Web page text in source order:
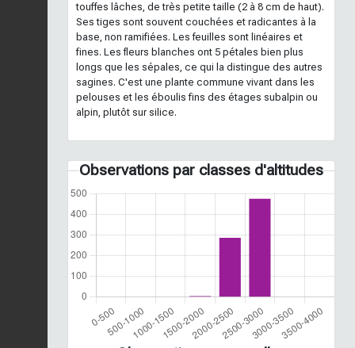
touffes lâches, de très petite taille (2 à 8 cm de haut).
Ses tiges sont souvent couchées et radicantes à la
base, non ramifiées. Les feuilles sont linéaires et
fines. Les fleurs blanches ont 5 pétales bien plus
longs que les sépales, ce qui la distingue des autres
sagines. C'est une plante commune vivant dans les
pelouses et les éboulis fins des étages subalpin ou
alpin, plutôt sur silice.
Observations par classes d'altitudes